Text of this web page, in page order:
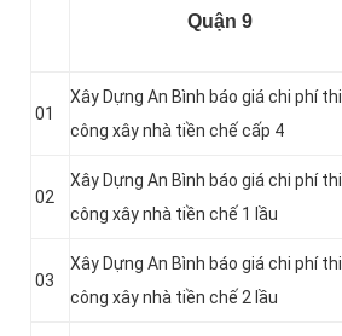
Quận 9
01
Xây Dựng An Bình báo giá chi phí thi
công xây nhà tiền chế cấp 4
02
Xây Dựng An Bình báo giá chi phí thi
công xây nhà tiền chế 1 lầu
03
Xây Dựng An Bình báo giá chi phí thi
công xây nhà tiền chế 2 lầu